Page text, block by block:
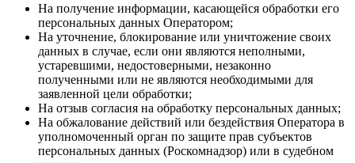
На получение информации, касающейся обработки его
персональных данных Оператором;
На уточнение, блокирование или уничтожение своих
данных в случае, если они являются неполными,
устаревшими, недостоверными, незаконно
полученными или не являются необходимыми для
заявленной цели обработки;
На отзыв согласия на обработку персональных данных;
На обжалование действий или бездействия Оператора в
уполномоченный орган по защите прав субъектов
персональных данных (Роскомнадзор) или в судебном